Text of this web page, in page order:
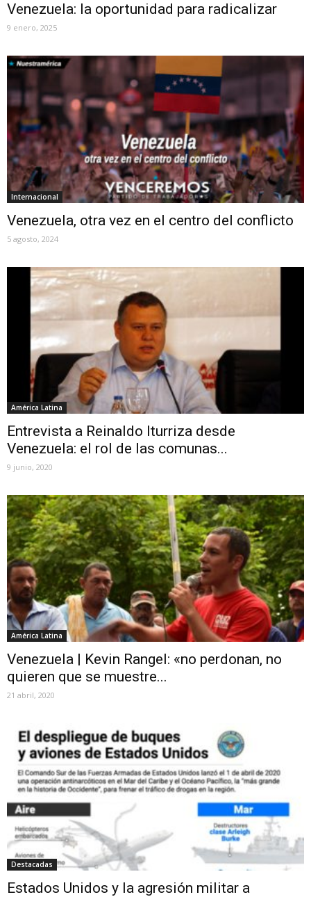
Venezuela: la oportunidad para radicalizar
9 enero, 2025
Internacional
Venezuela, otra vez en el centro del conflicto
5 agosto, 2024
América Latina
Entrevista a Reinaldo Iturriza desde
Venezuela: el rol de las comunas...
9 junio, 2020
América Latina
Venezuela | Kevin Rangel: «no perdonan, no
quieren que se muestre...
21 abril, 2020
Destacadas
Estados Unidos y la agresión militar a